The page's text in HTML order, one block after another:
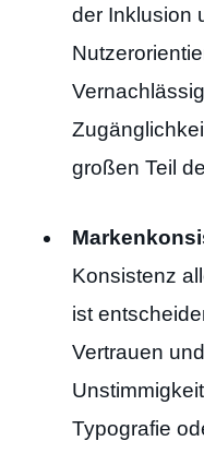
der Inklusion
großen Teil
Konsistenz
ist
Vertrauen
Typografie